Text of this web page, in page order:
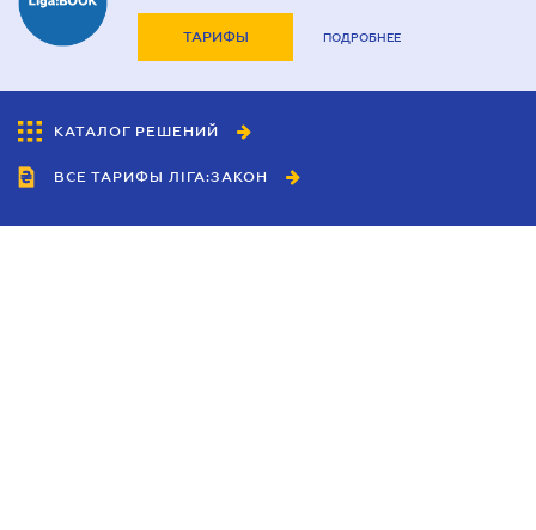
ТАРИФЫ ПОДРОБНЕЕ
КАТАЛОГ РЕШЕНИЙ
ВСЕ ТАРИФЫ ЛІГА:ЗАКОН